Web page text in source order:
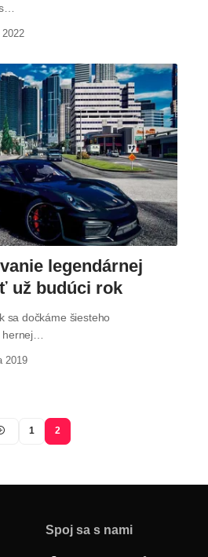
legendárnej
už budúci rok
sa dočkáme šiesteho
2019
1 2
Spoj sa s nami